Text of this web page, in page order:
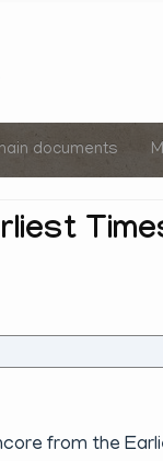
documents
from the